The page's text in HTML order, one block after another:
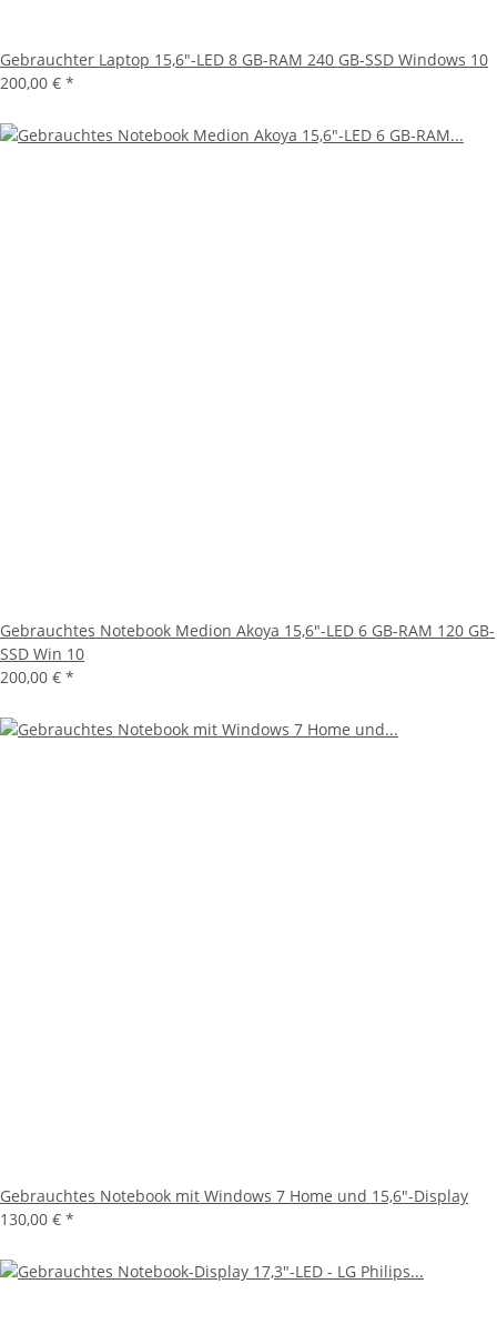
Gebrauchter Laptop 15,6"-LED 8 GB-RAM 240 GB-SSD Windows 10
200,00 € *
Gebrauchtes Notebook Medion Akoya 15,6"-LED 6 GB-RAM 120 GB-
SSD Win 10
200,00 € *
Gebrauchtes Notebook mit Windows 7 Home und 15,6"-Display
130,00 € *